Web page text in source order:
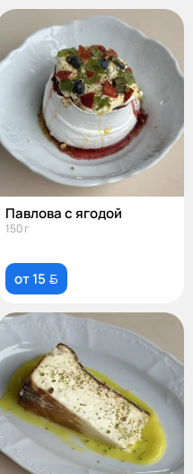
Павлова с ягодой
150 г
от 15 